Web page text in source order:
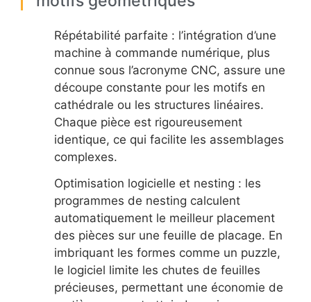
Répétabilité parfaite : l’intégration d’une
machine à commande numérique, plus
connue sous l’acronyme CNC, assure une
découpe constante pour les motifs en
cathédrale ou les structures linéaires.
Chaque pièce est rigoureusement
identique, ce qui facilite les assemblages
complexes.
Optimisation logicielle et nesting : les
programmes de nesting calculent
automatiquement le meilleur placement
des pièces sur une feuille de placage. En
imbriquant les formes comme un puzzle,
le logiciel limite les chutes de feuilles
précieuses, permettant une économie de